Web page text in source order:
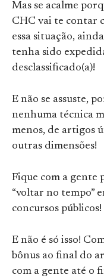
Mas se acalme
CHC vai te contar
essa situação,
tenha sido
desclassificado(a)!
E não se assuste,
nenhuma técnica
menos, de artigos
outras dimensões!
Fique com a gente
“voltar no tempo”
concursos públicos!
E não é só isso!
bônus ao final do
com a gente até o